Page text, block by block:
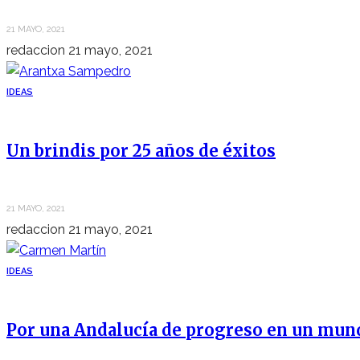
21 MAYO, 2021
redaccion 21 mayo, 2021
IDEAS
Un brindis por 25 años de éxitos
21 MAYO, 2021
redaccion 21 mayo, 2021
IDEAS
Por una Andalucía de progreso en un